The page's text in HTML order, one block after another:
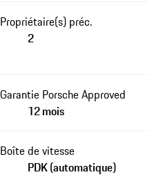
Propriétaire(s) préc.
2
Garantie Porsche Approved
12 mois
Boîte de vitesse
PDK (automatique)